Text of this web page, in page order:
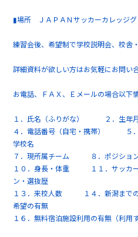
▮場所 ＪＡＰＡＮサッカーカレッジグ
練習会後、希望制で学校説明会、校舎
詳細資料が欲しい方はお気軽にお問い
お電話、ＦＡＸ、Ｅメールの場合以下
１．氏名（ふりがな） ２．生
４．電話番号（自宅・携帯）
学校名
７．現所属チーム ８．ポジシ
１０．身長・体重 １１．サッ
ン・選抜歴
１３．来校人数 １４．新潟ま
希望の有無
１６．無料宿泊施設利用の有無（利用